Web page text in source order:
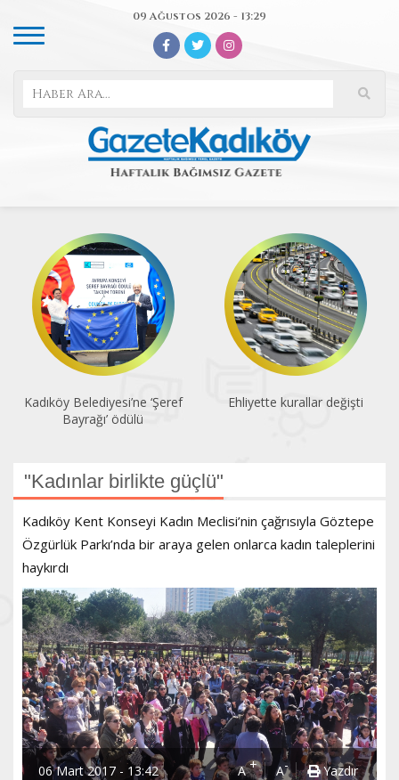
09 Ağustos 2026 - 13:29
Kadıköy Belediyesi’ne ‘Şeref
Bayrağı’ ödülü
Ehliyette kurallar değişti
"Kadınlar birlikte güçlü"
Kadıköy Kent Konseyi Kadın Meclisi’nin çağrısıyla Göztepe
Özgürlük Parkı’nda bir araya gelen onlarca kadın taleplerini
haykırdı
06 Mart 2017 - 13:42 A+ A- Yazdır